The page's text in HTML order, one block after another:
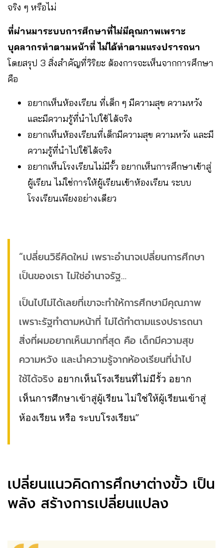
จริง ๆ หรือไม่
ที่ผ่านมาระบบการศึกษาที่ไม่มีคุณภาพเพราะ
บุคลากรทำตามหน้าที่ ไม่ได้ทำตามแรงปรารถนา
โดยสรุป 3 สิ่งสำคัญที่วิริยะ ต้องการจะเห็นจากการศึกษา
คือ
อยากเห็นห้องเรียน ที่เด็ก ๆ มีความสุข ความหวัง
และมีความรู้ที่นำไปใช้ได้จริง
อยากเห็นห้องเรียนที่เด็กมีความสุข ความหวัง และมี
ความรู้ที่นำไปใช้ได้จริง
อยากเห็นโรงเรียนไม่มีรั้ว อยากเห็นการศึกษาเข้าสู่
ผู้เรียน ไม่ใช่การให้ผู้เรียนเข้าห้องเรียน ระบบ
โรงเรียนเพียงอย่างเดียว
“เปลี่ยนวิธีคิดใหม่ เพราะอำนาจเปลี่ยนการศึกษา
เป็นของเรา ไม่ใช่อำนาจรัฐ…
เป็นไปไม่ได้เลยที่เขาจะทำให้การศึกษามีคุณภาพ
เพราะรัฐทำตามหน้าที่ ไม่ได้ทำตามแรงปรารถนา
สิ่งที่ผมอยากเห็นมากที่สุด คือ เด็กมีความสุข
ความหวัง และนำความรู้จากห้องเรียนที่นำไป
ใช้ได้จริง อยากเห็นโรงเรียนที่ไม่มีรั้ว อยาก
เห็นการศึกษาเข้าสู่ผู้เรียน ไม่ใช่ให้ผู้เรียนเข้าสู่
ห้องเรียน หรือ ระบบโรงเรียน”
เปลี่ยนแนวคิดการศึกษาต่างขั้ว เป็น
พลัง สร้างการเปลี่ยนแปลง